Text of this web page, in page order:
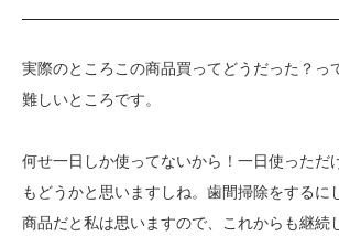
実際のところこの商品買ってどうだった？っ
難しいところです。
何せ一日しか使ってないから！一日使っただ
もどうかと思いますしね。歯間掃除をするに
商品だと私は思いますので、これからも継続